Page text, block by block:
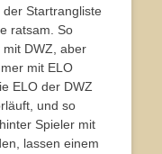
Startrangliste
ratsam. So
mit DWZ, aber
mit ELO
ELO der DWZ
und so
Spieler mit
lassen einem